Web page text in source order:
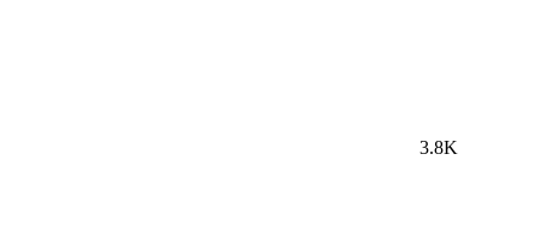
3.8K